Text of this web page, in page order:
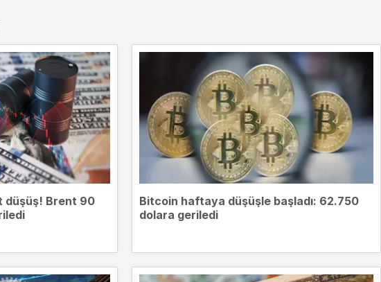
düşüş! Brent 90
Bitcoin haftaya düşüşle başladı: 62.750
dolara geriledi